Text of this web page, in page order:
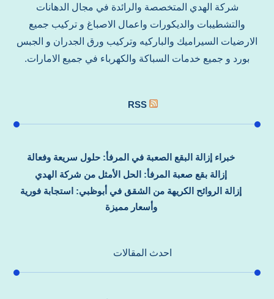
شركة الهدي المتخصصة والرائدة في مجال الدهانات
والتشطيبات والديكورات واعمال الاصباغ و تركيب جميع
الارضيات السيراميك والباركيه وتركيب ورق الجدران و الجبس
بورد و جميع خدمات السباكة والكهرباء في جميع الامارات.
RSS
خبراء إزالة البقع الصعبة في المرفأ: حلول سريعة وفعالة
إزالة بقع صعبة المرفأ: الحل الأمثل من شركة الهدي
إزالة الروائح الكريهة من الشقق في أبوظبي: استجابة فورية
وأسعار مميزة
احدث المقالات